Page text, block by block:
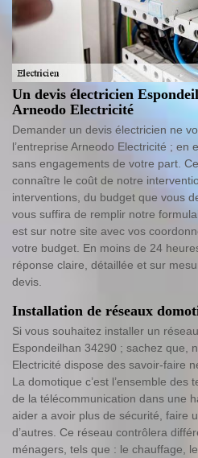
Un devis électricien
Arneodo Electricité
Demander un devis électricien ne
l’entreprise Arneodo Electricité ; en
sans engagements de votre part.
connaître le coût de notre
interventions, du budget que vous
vous suffira de remplir notre
est sur notre site avec vos
votre budget. En moins de 24
réponse claire, détaillée et sur
devis.
Installation de réseaux
Si vous souhaitez installer un
Espondeilhan 34290 ; sachez que,
Electricité dispose des savoir-faire
La domotique c’est l’ensemble des
de la télécommunication dans une
aider a avoir plus de sécurité, faire
d’autres. Ce réseau contrôlera
ménagers, tels que : le chauffage,